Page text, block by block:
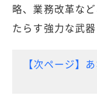
略、業務改革な
たらす強力な武器
【次ページ】